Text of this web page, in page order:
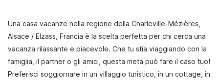
Una casa vacanze nella regione della Charleville-Mézières,
Alsace / Elzass, Francia è la scelta perfetta per chi cerca una
vacanza rilassante e piacevole. Che tu stia viaggiando con la
famiglia, il partner o gli amici, questa meta può fare il caso tuo!
Preferisci soggiornare in un villaggio turistico, in un cottage, in